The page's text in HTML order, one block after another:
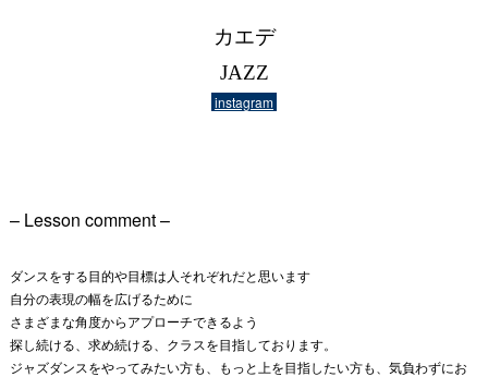
カエデ
JAZZ
instagram
– Lesson comment –
ダンスをする目的や目標は人それぞれだと思います
自分の表現の幅を広げるために
さまざまな角度からアプローチできるよう
探し続ける、求め続ける、クラスを目指しております。
ジャズダンスをやってみたい方も、もっと上を目指したい方も、気負わずにお